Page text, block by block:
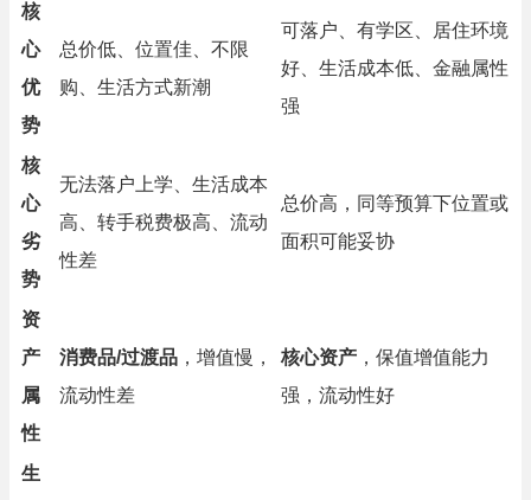
核
心
优
势
总价低、位置佳、不限
购、生活方式新潮
可落户、有学区、居住环境
好、生活成本低、金融属性
强
核
心
劣
势
无法落户上学、生活成本
高、转手税费极高、流动
性差
总价高，同等预算下位置或
面积可能妥协
资
产
属
性
消费品/过渡品 ，增值慢，
流动性差
核心资产 ，保值增值能力
强，流动性好
生